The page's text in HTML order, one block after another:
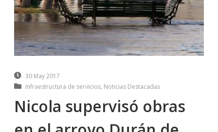
30 May 2017
Infraestructura de servicios, Noticias Destacadas
Nicola supervisó obras